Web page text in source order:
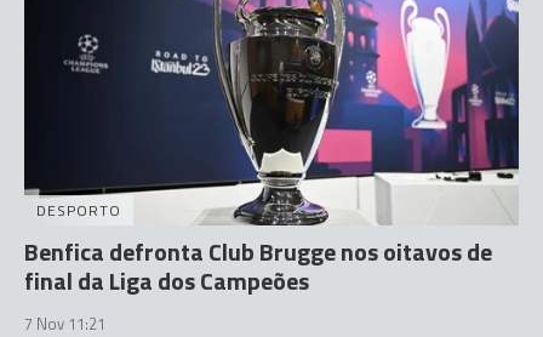
DESPORTO
Benfica defronta Club Brugge nos oitavos de
final da Liga dos Campeões
7 Nov 11:21